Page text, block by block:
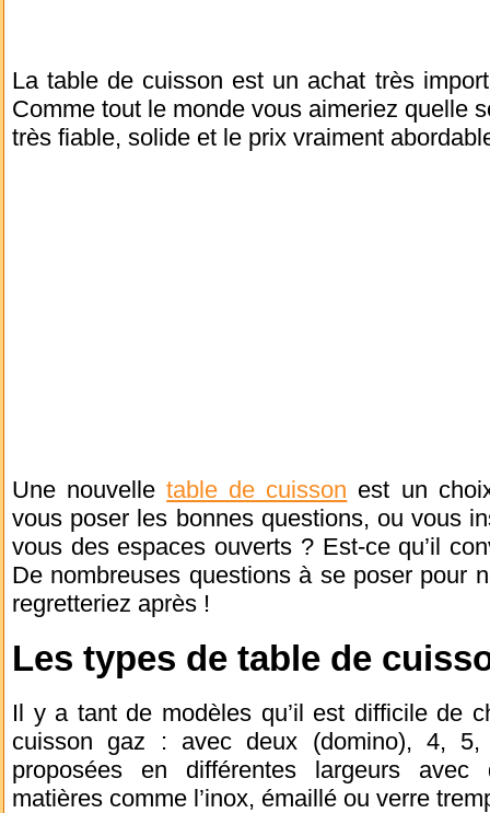
La table de cuisson est un achat très
Comme tout le monde vous aimeriez quelle
très fiable, solide et le prix vraiment
Une nouvelletable de cuisson est un
vous poser les bonnes questions, ou vous
vous des espaces ouverts ? Est-ce qu’il
De nombreuses questions à se poser pour
regretteriez après !
Les types de table de
Il y a tant de modèles qu’il est difficile de
cuisson gaz : avec deux (domino), 4,
proposées en différentes largeurs
matières comme l’inox, émaillé ou verre